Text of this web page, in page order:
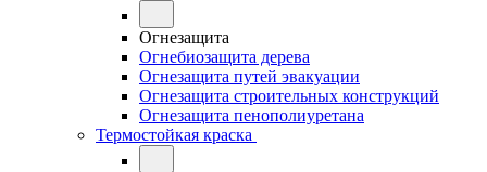
Огнезащита
Огнебиозащита дерева
Огнезащита путей эвакуации
Огнезащита строительных конструкций
Огнезащита пенополиуретана
Термостойкая краска